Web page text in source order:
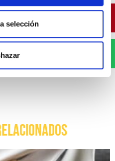
selección